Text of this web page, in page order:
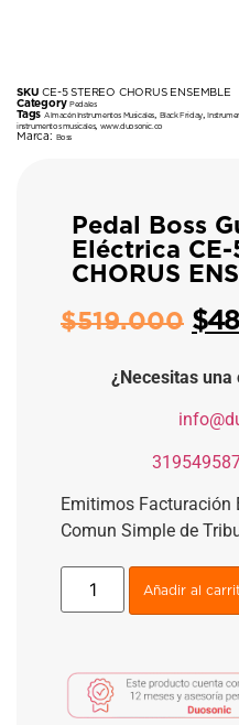
SKUCE-5 STEREO CHORUS ENSEMBLE
Category Pedales
Tags Almacén Instrumentos Musicales Black Friday,
instrumentos musicales, www.duosonic.co
Marca: Boss
Pedal Boss
Eléctrica CE-
CHORUS
$519.000 $
¿Necesitas
Emitimos Facturación
Comun Simple de
Añadir al